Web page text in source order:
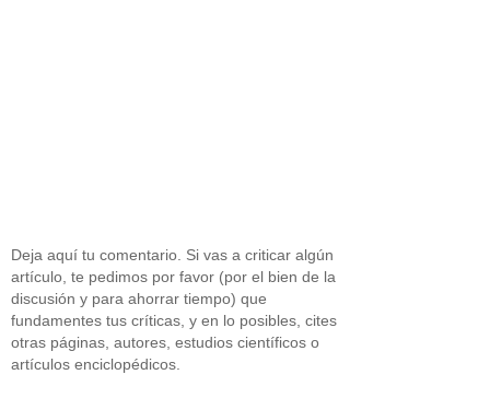
Deja aquí tu comentario. Si vas a criticar algún
artículo, te pedimos por favor (por el bien de la
discusión y para ahorrar tiempo) que
fundamentes tus críticas, y en lo posibles, cites
otras páginas, autores, estudios científicos o
artículos enciclopédicos.